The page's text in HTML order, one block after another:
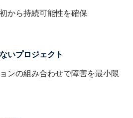
から持続可能性を確保
いプロジェクト
ンの組み合わせで障害を最小限